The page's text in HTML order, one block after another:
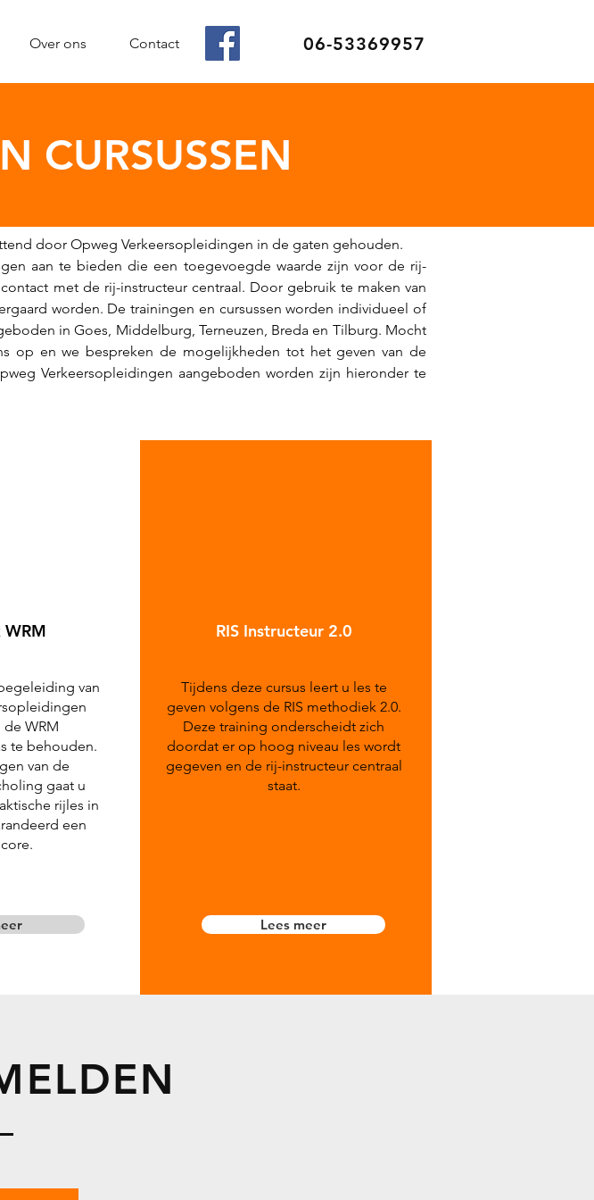
Over ons Contact 06-53369957
CURSUSSEN
door Opweg Verkeersopleidingen in de gaten gehouden.
aan te bieden die een toegevoegde waarde zijn voor de rij-
met de rij-instructeur centraal. Door gebruik te maken van
worden. De trainingen en cursussen worden individueel of
in Goes, Middelburg, Terneuzen, Breda en Tilburg. Mocht
op en we bespreken de mogelijkheden tot het geven van de
Verkeersopleidingen aangeboden worden zijn hieronder te
van
WRM
te behouden.
van de
gaat u
rijles in
een
RIS Instructeur 2.0
Tijdens deze cursus leert u les te
geven volgens de RIS methodiek 2.0.
Deze training onderscheidt zich
doordat er op hoog niveau les wordt
gegeven en de rij-instructeur centraal
staat.
Lees meer